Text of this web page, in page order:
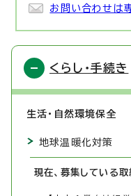
お問い合わせは
くらし・手続き
生活・自然環境保全
地球温暖化対策
現在、募集している取